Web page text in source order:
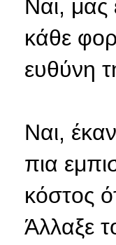
Ναι, μας
κάθε
ευθύνη
Ναι,
πια
κόστος
Άλλαξε